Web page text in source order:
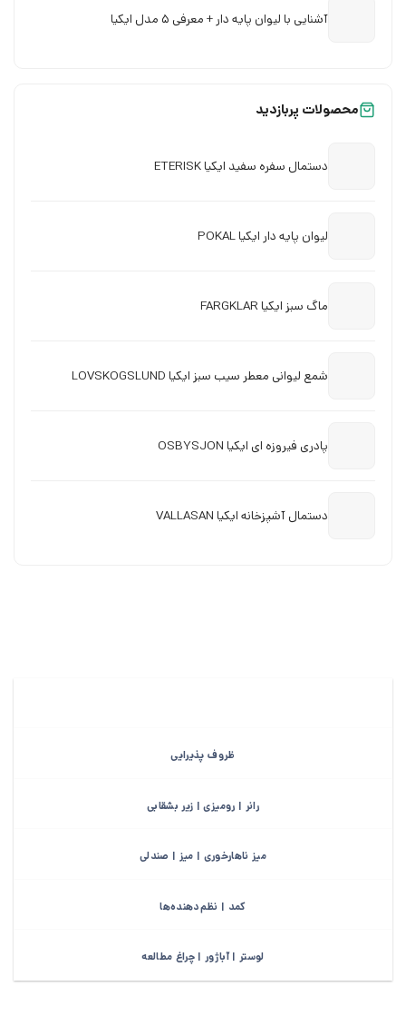
آشنایی با لیوان پایه دار + معرفی 5 مدل ایکیا
محصولات پربازدید
دستمال سفره سفید ایکیا ETERISK
لیوان پایه دار ایکیا POKAL
ماگ سبز ایکیا FARGKLAR
شمع لیوانی معطر سیب سبز ایکیا LOVSKOGSLUND
پادری فیروزه ای ایکیا OSBYSJON
دستمال آشپزخانه ایکیا VALLASAN
ظروف پذیرایی
رانر | رومیزی | زیر بشقابی
میز ناهارخوری | میز | صندلی
کمد | نظم‌دهنده‌ها
لوستر | آباژور | چراغ مطالعه